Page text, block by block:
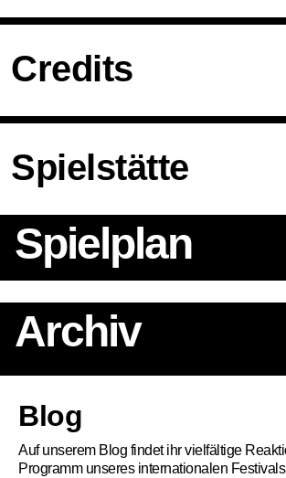
Credits
Spielstätte
Spielplan
Archiv
Artikel
Blog
Auf unserem Blog findet ihr vielfältige
Programm unseres internationalen